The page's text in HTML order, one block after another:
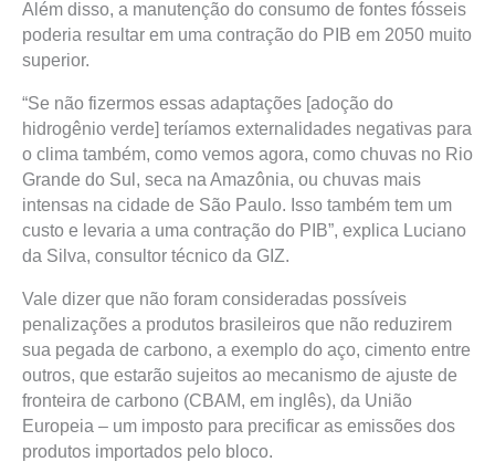
Além disso, a manutenção do consumo de fontes fósseis
poderia resultar em uma contração do PIB em 2050 muito
superior.
“Se não fizermos essas adaptações [adoção do
hidrogênio verde] teríamos externalidades negativas para
o clima também, como vemos agora, como chuvas no Rio
Grande do Sul, seca na Amazônia, ou chuvas mais
intensas na cidade de São Paulo. Isso também tem um
custo e levaria a uma contração do PIB”, explica Luciano
da Silva, consultor técnico da GIZ.
Vale dizer que não foram consideradas possíveis
penalizações a produtos brasileiros que não reduzirem
sua pegada de carbono, a exemplo do aço, cimento entre
outros, que estarão sujeitos ao mecanismo de ajuste de
fronteira de carbono (CBAM, em inglês), da União
Europeia – um imposto para precificar as emissões dos
produtos importados pelo bloco.